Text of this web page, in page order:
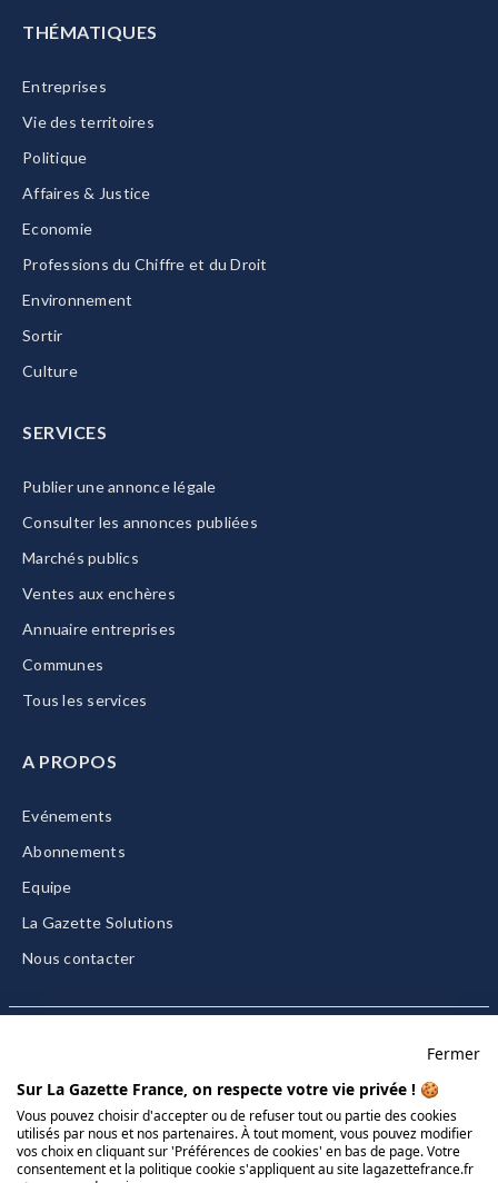
THÉMATIQUES
Entreprises
Vie des territoires
Politique
Affaires & Justice
Economie
Professions du Chiffre et du Droit
Environnement
Sortir
Culture
SERVICES
Publier une annonce légale
Consulter les annonces publiées
Marchés publics
Ventes aux enchères
Annuaire entreprises
Communes
Tous les services
A PROPOS
Evénements
Abonnements
Equipe
La Gazette Solutions
Nous contacter
CGU/CGV
Données personnelles
Charte sur les cookies
Fermer
Sur La Gazette France, on respecte votre vie privée ! 🍪
Vous pouvez choisir d'accepter ou de refuser tout ou partie des cookies
utilisés par nous et nos partenaires. À tout moment, vous pouvez modifier
vos choix en cliquant sur 'Préférences de cookies' en bas de page. Votre
consentement et la politique cookie s'appliquent au site lagazettefrance.fr